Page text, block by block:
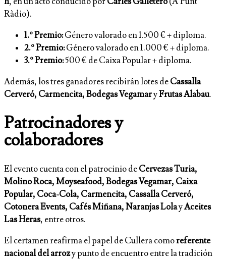
Ràdio).
1.º Premio:Género valorado en 1.500 € + diploma.
2.º Premio:Género valorado en 1.000 € + diploma.
3.º Premio:500 € de Caixa Popular + diploma.
Además, los tres ganadores recibirán lotes deCassalla
Cerveró, Carmencita, Bodegas VegamaryFrutas Alabau.
Patrocinadores y
colaboradores
El evento cuenta con el patrocinio deCervezas Turia,
Molino Roca, Moyseafood, Bodegas Vegamar, Caixa
Popular, Coca-Cola, Carmencita, Cassalla Cerveró,
Cotonera Events, Cafés Miñana, Naranjas LolayAceites
Las Heras, entre otros.
El certamen reafirma el papel de Cullera comoreferente
nacional del arrozy punto de encuentro entre la tradición